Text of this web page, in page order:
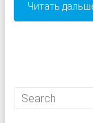
Читать